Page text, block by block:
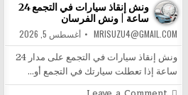
ونش إنقاذ سيارات في التجمع 24
ساعة | ونش الفرسان
MRISUZU4@GMAIL.COM أغسطس 5, 2026
ونش إنقاذ سيارات في التجمع على مدار 24
ساعة إذا تعطلت سيارتك في التجمع أو…